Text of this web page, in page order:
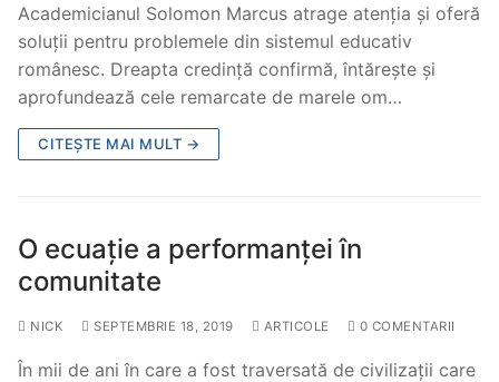
Academicianul Solomon Marcus atrage atenția şi oferă
soluții pentru problemele din sistemul educativ
românesc. Dreapta credință confirmă, întăreşte şi
aprofundează cele remarcate de marele om…
CITEȘTE MAI MULT →
O ecuație a performanței în
comunitate
NICK SEPTEMBRIE 18, 2019 ARTICOLE 0 COMENTARII
În mii de ani în care a fost traversată de civilizații care